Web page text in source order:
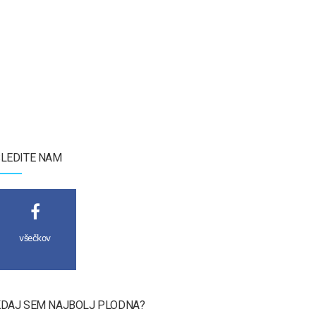
NAM
všečkov
SEM NAJBOLJ PLODNA?